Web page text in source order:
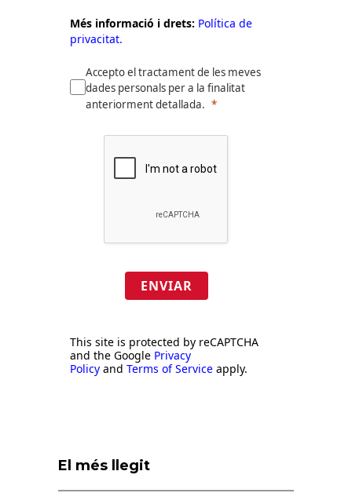
Més informació i drets: Política de
privacitat.
Accepto el tractament de les meves
dades personals per a la finalitat
anteriorment detallada.
ENVIAR
This site is protected by reCAPTCHA
and the Google Privacy
Policy and Terms of Service apply.
El més llegit